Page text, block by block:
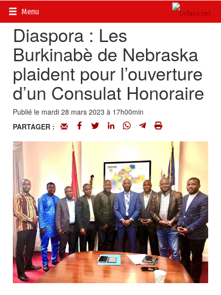
Menu
Accueil>
Diaspora : Les
Burkinabè de Nebraska
plaident pour l’ouverture
d’un Consulat Honoraire
Publié le mardi 28 mars 2023 à 17h00min
PARTAGER :